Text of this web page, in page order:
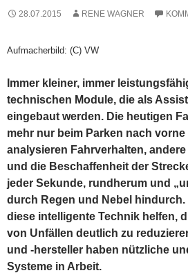
28.07.2015 RENE WAGNER
Aufmacherbild: (C) VW
Immer kleiner, immer
technischen Module, die als
eingebaut werden. Die heutigen
mehr nur beim Parken nach
analysieren Fahrverhalten,
und die Beschaffenheit der
jeder Sekunde, rundherum und
durch Regen und Nebel hindurch.
diese intelligente Technik helfen,
von Unfällen deutlich zu
und -hersteller haben nützliche
Systeme in Arbeit.